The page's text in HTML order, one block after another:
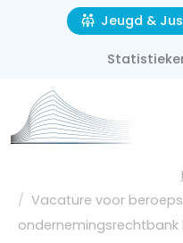
Overslaan en naar de
Second
Jeugd &
Vacature voor
ondernemingsrechtbank